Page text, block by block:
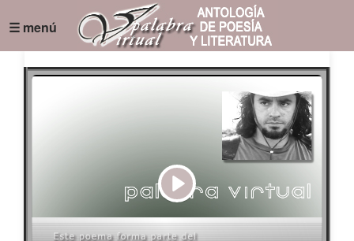
☰ menú
Play